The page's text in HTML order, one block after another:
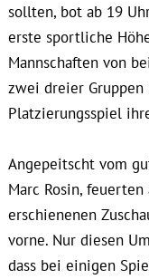
sollten, bot ab 19
erste sportliche
Mannschaften von
zwei dreier
Platzierungsspiel
Angepeitscht vom
Marc Rosin,
erschienenen
vorne. Nur diesen
dass bei einigen